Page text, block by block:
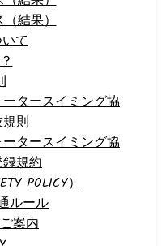
（結果）
いて
タースイミング協
則
タースイミング協
規約
POLICY）
ルール
案内